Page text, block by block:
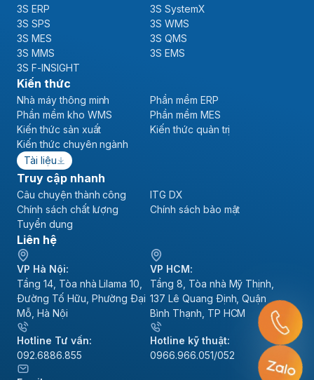
3S ERP
3S SystemX
3S SPS
3S WMS
3S MES
3S QMS
3S MMS
3S EMS
3S F-INSIGHT
Kiến thức
Nhà máy thông minh
Phần mềm ERP
Phần mềm kho WMS
Phần mềm MES
Kiến thức sản xuất
Kiến thức quản trị
Kiến thức chuyên ngành
Tài liệu
Truy cập nhanh
Câu chuyện thành công
ITG DX
Chính sách chất lượng
Chính sách bảo mật
Tuyển dụng
Liên hệ
VP Hà Nội:
Tầng 14, Tòa nhà Lilama 10,
Đường Tố Hữu, Phường Đại
Mỗ, Hà Nội
VP HCM:
Tầng 8, Tòa nhà Mỹ Thịnh,
137 Lê Quang Định, Quận
Bình Thạnh, TP HCM
Hotline Tư vấn:
092.6886.855
Hotline kỹ thuật:
0966.966.051/052